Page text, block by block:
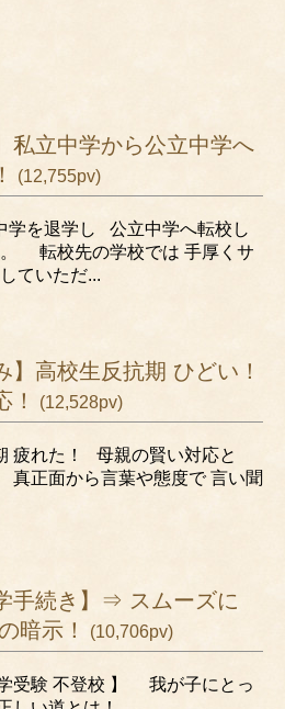
私立中学から公立中学へ
(12,755pv)
学を退学し 公立中学へ転校し
。 転校先の学校では 手厚くサ
ていただ...
】高校生反抗期 ひどい！
！
(12,528pv)
疲れた！ 母親の賢い対応と
正面から言葉や態度で 言い聞
手続き】⇒ スムーズに
暗示！
(10,706pv)
受験 不登校 】 我が子にとっ